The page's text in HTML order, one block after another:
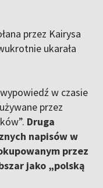
przez Kairysa
ukarała
w czasie
przez
Druga
napisów w
przez
jako „polską